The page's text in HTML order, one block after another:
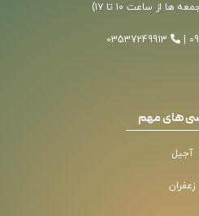
از ساعت ۱۰ تا ۱۷)
03537249913
های مهم
آجیل
زعفران